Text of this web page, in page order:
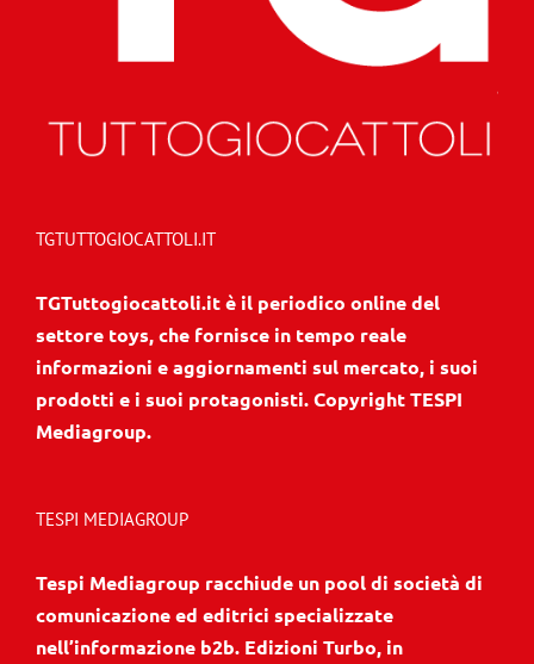
TGTUTTOGIOCATTOLI.IT
TGTuttogiocattoli.it è il periodico online del
settore toys, che fornisce in tempo reale
informazioni e aggiornamenti sul mercato, i suoi
prodotti e i suoi protagonisti. Copyright TESPI
Mediagroup.
TESPI MEDIAGROUP
Tespi Mediagroup racchiude un pool di società di
comunicazione ed editrici specializzate
nell’informazione b2b. Edizioni Turbo, in